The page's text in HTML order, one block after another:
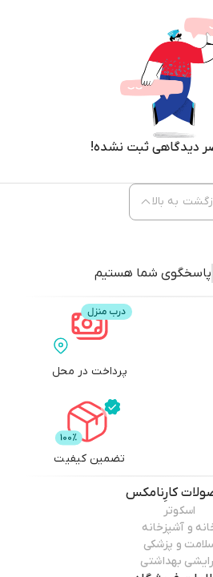
دیدگاهی ثبت نشده!
پاسخگوی شما هستیم
به بالا
پرداخت در محل
تضمین کیفیت
کارِنامکس
اسکوتر
و آشپزخانه
و پزشکی
بهداشتی